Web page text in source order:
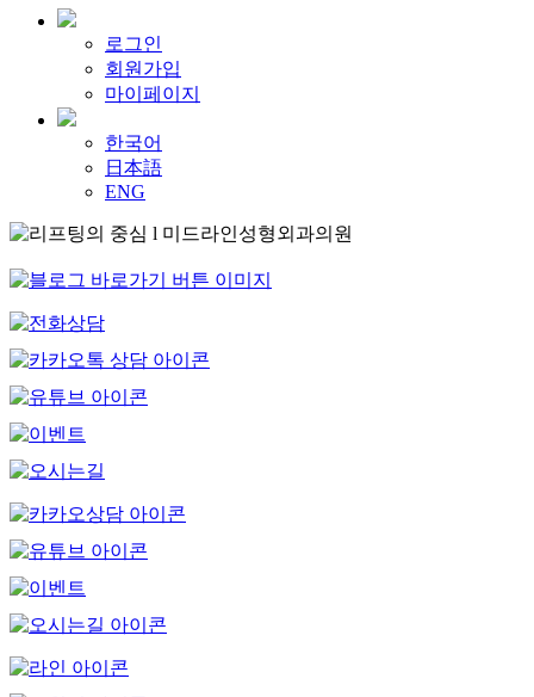
로그인
회원가입
마이페이지
한국어
日本語
ENG